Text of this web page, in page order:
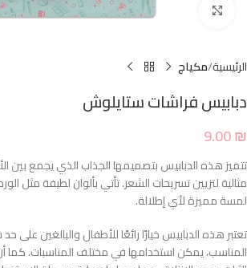
Click to enlarge
الرئيسية مكياج
دبابيس فراشات ستايلوش
9.00₪
تتميز هذه الدبابيس بتصميمها الجذاب الذي يجمع بين
مثالية لتزيين تسريحات الشعر. تأتي بألوان لطيفة مثل
لمسة مميزة لأي إطلالة.
تعتبر هذه الدبابيس خيارًا رائعًا للأطفال والبالغين
المناسب، يمكن استخدامها في مختلف المناسبات. كما